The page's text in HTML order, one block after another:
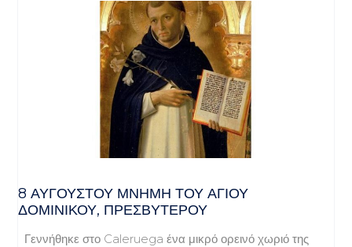
8 ΑΥΓΟΥΣΤΟΥ ΜΝΗΜΗ ΤΟΥ ΑΓΙΟΥ
ΔΟΜΙΝΙΚΟΥ, ΠΡΕΣΒΥΤΕΡΟΥ
Γεννήθηκε στο Caleruega ένα μικρό ορεινό χωριό της